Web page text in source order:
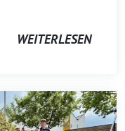
WEITERLESEN